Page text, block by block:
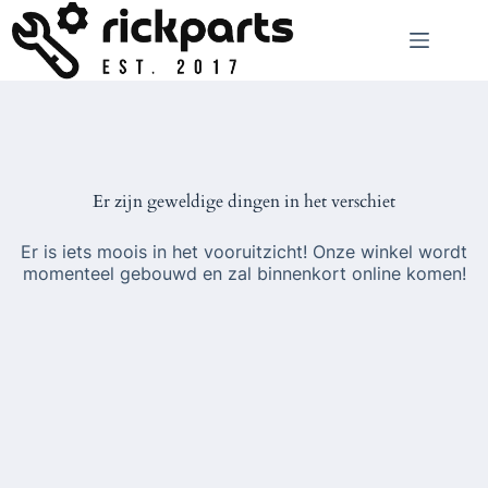
naar
de
inhoud
Er zijn geweldige dingen in het verschiet
Er is iets moois in het vooruitzicht! Onze winkel wordt
momenteel gebouwd en zal binnenkort online komen!